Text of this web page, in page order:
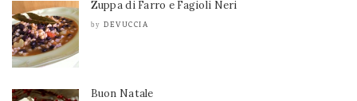
Zuppa di Farro e Fagioli Neri
by DEVUCCIA
Buon Natale